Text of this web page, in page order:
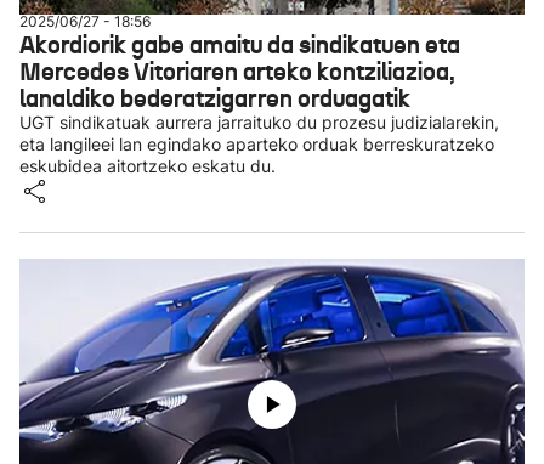
2025/06/27 - 18:56
Akordiorik gabe amaitu da sindikatuen eta
Mercedes Vitoriaren arteko kontziliazioa,
lanaldiko bederatzigarren orduagatik
UGT sindikatuak aurrera jarraituko du prozesu judizialarekin,
eta langileei lan egindako aparteko orduak berreskuratzeko
eskubidea aitortzeko eskatu du.